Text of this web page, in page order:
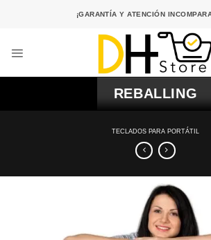
¡GARANTÍA Y ATENCIÓN
REBALLING
TECLADOS PARA PORTÁTIL